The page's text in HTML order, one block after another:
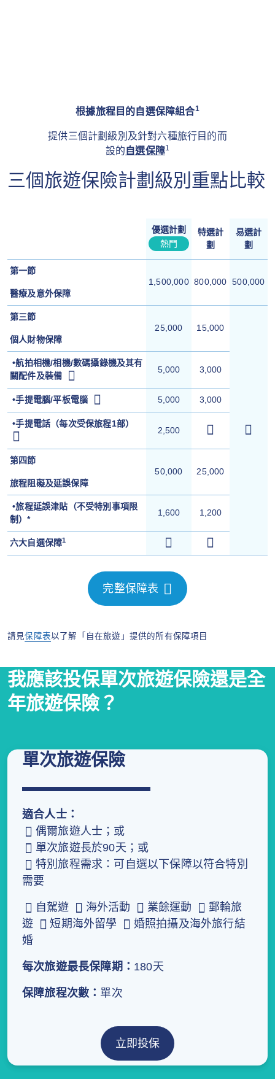
根據旅程目的自選保障組合1
提供三個計劃級別及針對六種旅行目的而
設的 自選保障1
三個旅遊保險計劃級別重點比較
優選計劃
熱門
特選計
劃
易選計
劃
第一節
醫療及意外保障
1,500,000 800,000 500,000
第三節
個人財物保障
25,000 15,000
•航拍相機/相機/數碼攝錄機及其有
關配件及裝備
5,000 3,000
•手提電腦/平板電腦 5,000 3,000
•手提電話（每次受保旅程1部）
2,500
第四節
旅程阻礙及延誤保障
50,000 25,000
•旅程延誤津貼（不受特別事項限
制）*
1,600 1,200
六大自選保障1
完整保障表
請見保障表以了解「自在旅遊」提供的所有保障項目
我應該投保單次旅遊保險還是全
年旅遊保險？
單次旅遊保險
適合人士：
偶爾旅遊人士；或
單次旅遊長於90天；或
特別旅程需求：可自選以下保障以符合特別
需要
自駕遊 海外活動 業餘運動
郵輪旅
遊
短期海外留學
婚照拍攝及海外旅行結
婚
每次旅遊最長保障期： 180天
保障旅程次數： 單次
立即投保